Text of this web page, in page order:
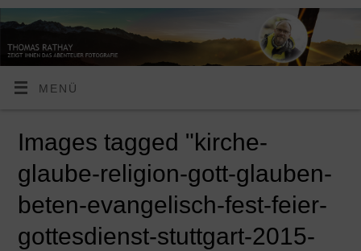
MENÜ
Images tagged "kirche-
glaube-religion-gott-glauben-
beten-evangelisch-fest-feier-
gottesdienst-stuttgart-2015-